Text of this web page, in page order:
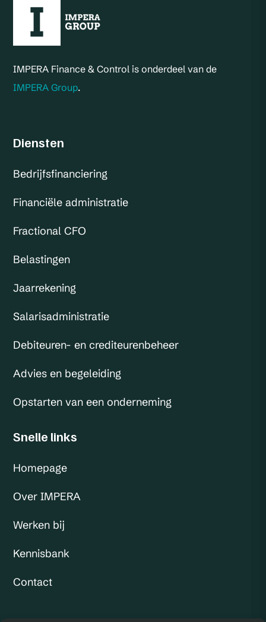
IMPERA Finance & Control is onderdeel van de
IMPERA Group.
Diensten
Bedrijfsfinanciering
Financiële administratie
Fractional CFO
Belastingen
Jaarrekening
Salarisadministratie
Debiteuren- en crediteurenbeheer
Advies en begeleiding
Opstarten van een onderneming
Snelle links
Homepage
Over IMPERA
Werken bij
Kennisbank
Contact